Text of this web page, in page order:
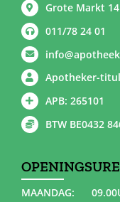
Grote Markt
011/78 24 01
Apotheker-
APB: 265101
BTW BE0432
MAANDAG: